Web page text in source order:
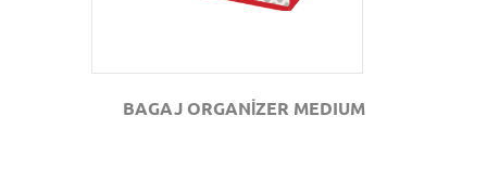
BAGAJ ORGANİZER MEDIUM